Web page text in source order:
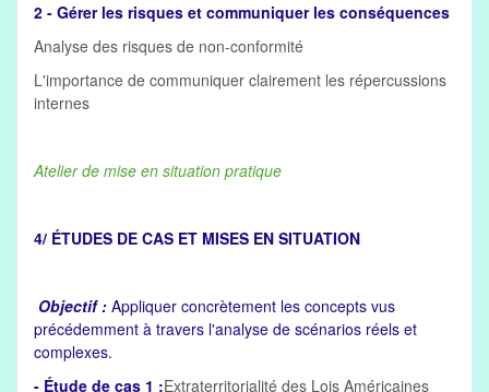
2 - Gérer les risques et communiquer les conséquences
Analyse des risques de non-conformité
L'importance de communiquer clairement les répercussions
internes
Atelier de mise en situation pratique
4/ ÉTUDES DE CAS ET MISES EN SITUATION
Objectif : Appliquer concrètement les concepts vus
précédemment à travers l'analyse de scénarios réels et
complexes.
- Étude de cas 1 :Extraterritorialité des Lois Américaines